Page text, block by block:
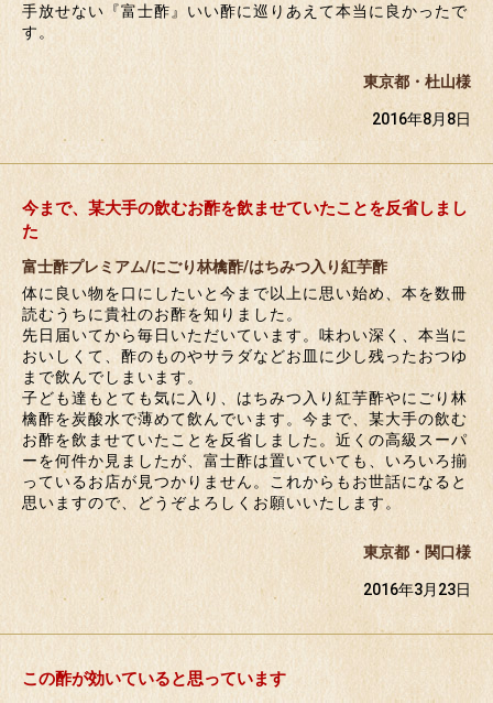
手放せない『富士酢』いい酢に巡りあえて本当に良かったで
す。
東京都・杜山様
2016年8月8日
今まで、某大手の飲むお酢を飲ませていたことを反省しまし
た
富士酢プレミアム/にごり林檎酢/はちみつ入り紅芋酢
体に良い物を口にしたいと今まで以上に思い始め、本を数冊
読むうちに貴社のお酢を知りました。
先日届いてから毎日いただいています。味わい深く、本当に
おいしくて、酢のものやサラダなどお皿に少し残ったおつゆ
まで飲んでしまいます。
子ども達もとても気に入り、はちみつ入り紅芋酢やにごり林
檎酢を炭酸水で薄めて飲んでいます。今まで、某大手の飲む
お酢を飲ませていたことを反省しました。近くの高級スーパ
ーを何件か見ましたが、富士酢は置いていても、いろいろ揃
っているお店が見つかりません。これからもお世話になると
思いますので、どうぞよろしくお願いいたします。
東京都・関口様
2016年3月23日
この酢が効いていると思っています